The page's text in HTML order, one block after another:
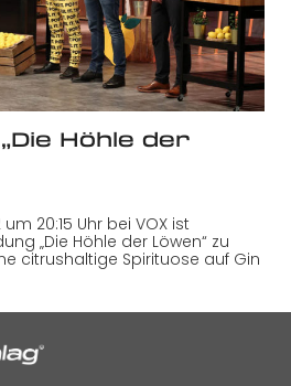
Höhle der
20:15 Uhr bei VOX ist
„Die Höhle der Löwen“ zu
citrushaltige Spirituose auf Gin